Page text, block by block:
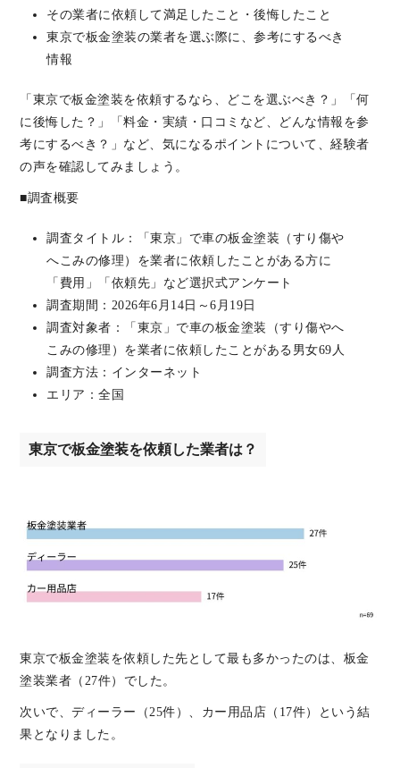
その業者に依頼して満足したこと・後悔したこと
東京で板金塗装の業者を選ぶ際に、参考にするべき
情報
「東京で板金塗装を依頼するなら、どこを選ぶべき？」「何
に後悔した？」「料金・実績・口コミなど、どんな情報を参
考にするべき？」など、気になるポイントについて、経験者
の声を確認してみましょう。
■調査概要
調査タイトル：「東京」で車の板金塗装（すり傷や
へこみの修理）を業者に依頼したことがある方に
「費用」「依頼先」など選択式アンケート
調査期間：2026年6月14日～6月19日
調査対象者：「東京」で車の板金塗装（すり傷やへ
こみの修理）を業者に依頼したことがある男女69人
調査方法：インターネット
エリア：全国
東京で板金塗装を依頼した業者は？
東京で板金塗装を依頼した先として最も多かったのは、板金
塗装業者（27件）でした。
次いで、ディーラー（25件）、カー用品店（17件）という結
果となりました。